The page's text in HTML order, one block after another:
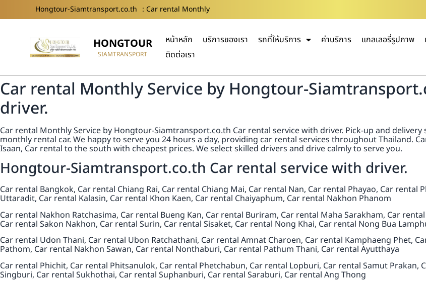
Hongtour-Siamtransport.co.th : Car rental Monthly
HONGTOUR
SIAMTRANSPORT
หน้าหลัก บริการของเรา รถที่ให้บริการ ค่าบริการ แกลเลอรี่รูปภาพ
ติดต่อเรา
Car rental Monthly Service by Hongtour-
driver.
Car rental Monthly Service by Hongtour-Siamtransport.co.th Car rental service with driver. Pick-up and
monthly rental car. We happy to serve you 24 hours a day, providing car rental services throughout Thailand.
Isaan, Car rental to the south with cheapest prices. We select skilled drivers and drive calmly to serve you.
Hongtour-Siamtransport.co.th Car rental service with driver.
Car rental Bangkok, Car rental Chiang Rai, Car rental Chiang Mai, Car rental Nan, Car rental Phayao, Car
Uttaradit, Car rental Kalasin, Car rental Khon Kaen, Car rental Chaiyaphum, Car rental Nakhon Phanom
Car rental Nakhon Ratchasima, Car rental Bueng Kan, Car rental Buriram, Car rental Maha Sarakham, Car
Car rental Sakon Nakhon, Car rental Surin, Car rental Sisaket, Car rental Nong Khai, Car rental Nong Bua
Car rental Udon Thani, Car rental Ubon Ratchathani, Car rental Amnat Charoen, Car rental Kamphaeng Phet,
Pathom, Car rental Nakhon Sawan, Car rental Nonthaburi, Car rental Pathum Thani, Car rental Ayutthaya
Car rental Phichit, Car rental Phitsanulok, Car rental Phetchabun, Car rental Lopburi, Car rental Samut
Singburi, Car rental Sukhothai, Car rental Suphanburi, Car rental Saraburi, Car rental Ang Thong